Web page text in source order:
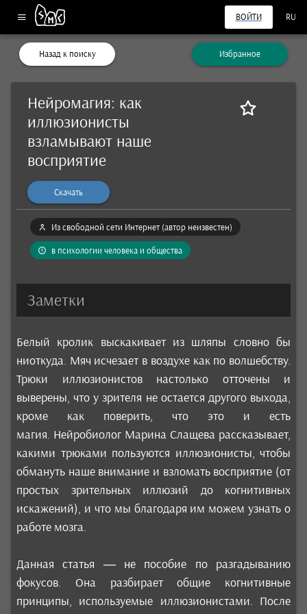
ВОЙТИ RU
Назад к поиску Избранное
Нейромагия: как
иллюзионисты
взламывают наше
восприятие
Скачать
Из свободной сети Интернет (автор неизвестен)
в психологии человека и общества
Заметки
Белый кролик выскакивает из шляпы словно бы
ниоткуда. Мяч исчезает в воздухе как по волшебству.
Трюки иллюзионистов настолько отточены и
выверены, что у зрителя не остается другого выхода,
кроме как поверить, что это и есть
магия. Нейробиолог Марина Слащева рассказывает,
какими трюками пользуются иллюзионисты, чтобы
обмануть наше внимание и взломать восприятие (от
простых зрительных иллюзий до когнитивных
искажений), и что мы благодаря им можем узнать о
работе мозга.
Данная статья — не пособие по разгадыванию
фокусов. Она разбирает общие когнитивные
принципы, используемые иллюзионистами. После